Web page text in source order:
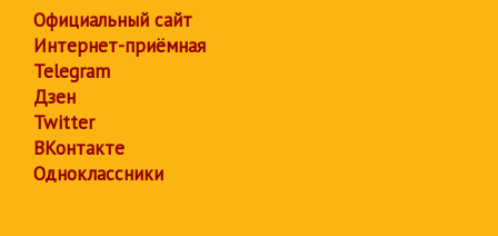
Официальный сайт
Интернет-приёмная
Telegram
Дзен
Twitter
ВКонтакте
Одноклассники